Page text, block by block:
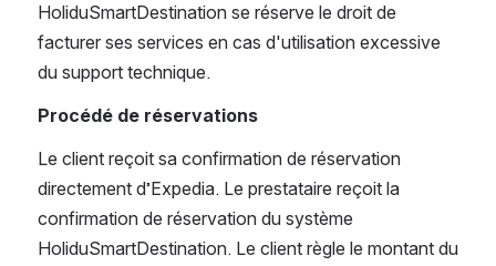
HoliduSmartDestination se réserve le droit de
facturer ses services en cas d'utilisation excessive
du support technique.
Procédé de réservations
Le client reçoit sa confirmation de réservation
directement d’Expedia. Le prestataire reçoit la
confirmation de réservation du système
HoliduSmartDestination. Le client règle le montant du